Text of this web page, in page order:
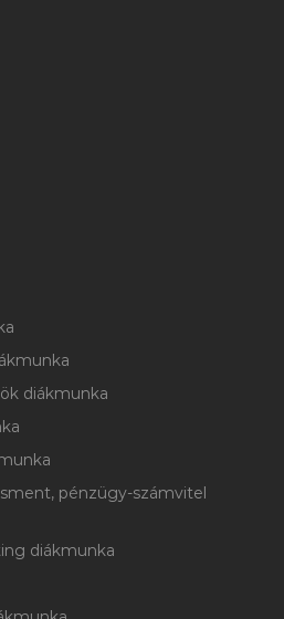
diákmunka
pénzügy-számvitel
diákmunka